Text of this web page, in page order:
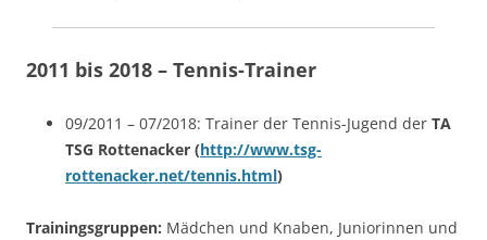
2011 bis 2018 – Tennis-Trainer
09/2011 – 07/2018: Trainer der Tennis-Jugend der TA
TSG Rottenacker (http://www.tsg-
rottenacker.net/tennis.html)
Trainingsgruppen: Mädchen und Knaben, Juniorinnen und